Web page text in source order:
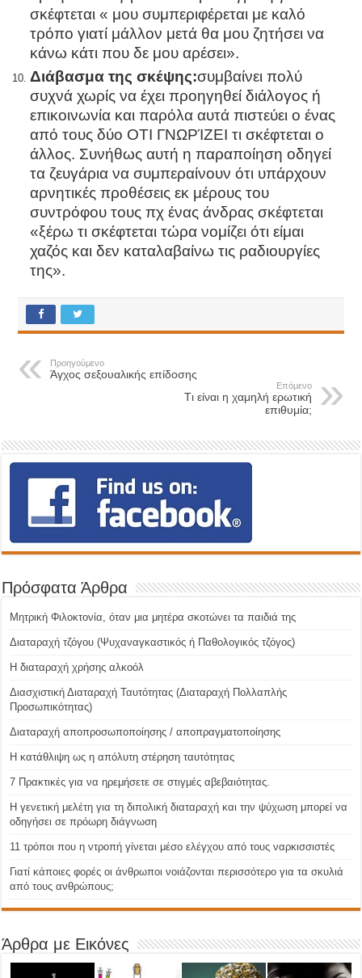
σκέφτεται « μου συμπεριφέρεται με καλό
τρόπο γιατί μάλλον μετά θα μου ζητήσει να
κάνω κάτι που δε μου αρέσει».
Διάβασμα της σκέψης:συμβαίνει πολύ
συχνά χωρίς να έχει προηγηθεί διάλογος ή
επικοινωνία και παρόλα αυτά πιστεύει ο ένας
από τους δύο ΟΤΙ ΓΝΩΡΊΖΕΙ τι σκέφτεται ο
άλλος. Συνήθως αυτή η παραποίηση οδηγεί
τα ζευγάρια να συμπεραίνουν ότι υπάρχουν
αρνητικές προθέσεις εκ μέρους του
συντρόφου τους πχ ένας άνδρας σκέφτεται
«ξέρω τι σκέφτεται τώρα νομίζει ότι είμαι
χαζός και δεν καταλαβαίνω τις ραδιουργίες
της».
Προηγούμενο
Άγχος σεξουαλικής επίδοσης
Επόμενο
Tι είναι η χαμηλή ερωτική
επιθυμία;
Πρόσφατα Άρθρα
Μητρική Φιλοκτονία, όταν μια μητέρα σκοτώνει τα παιδιά της
Διαταραχή τζόγου (Ψυχαναγκαστικός ή Παθολογικός τζόγος)
H διαταραχή χρήσης αλκοόλ
Διασχιστική Διαταραχή Ταυτότητας (Διαταραχή Πολλαπλής
Προσωπικότητας)
Διαταραχή αποπροσωποποίησης / αποπραγματοποίησης
Η κατάθλιψη ως η απόλυτη στέρηση ταυτότητας
7 Πρακτικές για να ηρεμήσετε σε στιγμές αβεβαιότητας.
Η γενετική μελέτη για τη διπολική διαταραχή και την ψύχωση μπορεί να
οδηγήσει σε πρόωρη διάγνωση
11 τρόποι που η ντροπή γίνεται μέσο ελέγχου από τους ναρκισσιστές
Γιατί κάποιες φορές οι άνθρωποι νοιάζονται περισσότερο για τα σκυλιά
από τους ανθρώπους;
Άρθρα με Εικόνες